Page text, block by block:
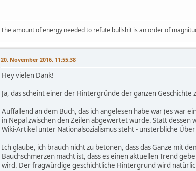
The amount of energy needed to refute bullshit is an order of
20. November 2016, 11:55:38
Hey vielen Dank!
Ja, das scheint einer der Hintergründe der ganzen
Auffallend an dem Buch, das ich angelesen habe war (es war
in Nepal zwischen den Zeilen abgewertet wurde. Statt
Wiki-Artikel unter Nationalsozialismus steht - unsterbliche
Ich glaube, ich brauch nicht zu betonen, dass das Ganze mit
Bauchschmerzen macht ist, dass es einen aktuellen Trend
wird. Der fragwürdige geschichtliche Hintergrund wird